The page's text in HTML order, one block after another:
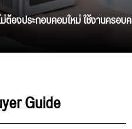
องประกอบคอมใหม่ ใช้งานครอบ
Guide